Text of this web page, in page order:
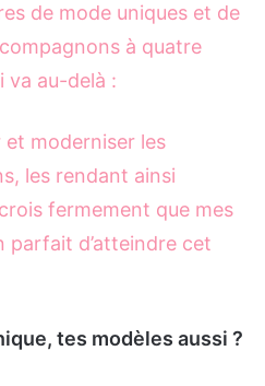
de mode uniques et de
à quatre
va au-delà :
moderniser les
les rendant ainsi
fermement que mes
parfait d’atteindre cet
tes modèles aussi ?